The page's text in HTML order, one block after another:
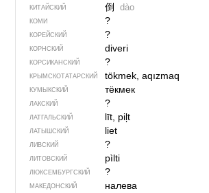
КИТАЙСКИЙ 倒 dào
КОМИ ?
КОРЕЙСКИЙ ?
КОРНСКИЙ diveri
КОРСИКАНСКИЙ ?
КРЫМСКО­ТАТАРСКИЙ tökmek, aqızmaq
КУМЫКСКИЙ тёкмек
ЛАКСКИЙ ?
ЛАТГАЛЬСКИЙ līt, piļt
ЛАТЫШСКИЙ liet
ЛИВСКИЙ ?
ЛИТОВСКИЙ pìlti
ЛЮКСЕМБУРГСКИЙ ?
МАКЕДОНСКИЙ налева